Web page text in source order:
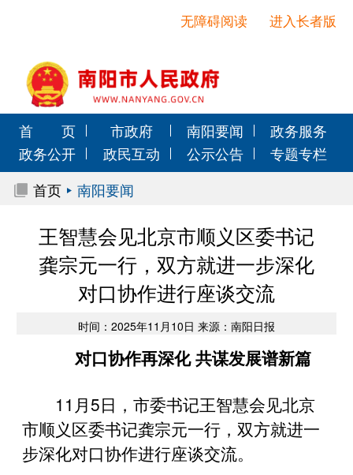
进入长者版
无障碍阅读
首 页 市政府 南阳要闻
政务服务
政务公开
政民互动 公示公告
专题专栏
首页
南阳要闻
王智慧会见北京市顺义区委书记
龚宗元一行，双方就进一步深化
对口协作进行座谈交流
时间：2025年11月10日 来源：南阳日报
对口协作再深化 共谋发展谱新篇
11月5日，市委书记王智慧会见北京
市顺义区委书记龚宗元一行，双方就进一
步深化对口协作进行座谈交流。